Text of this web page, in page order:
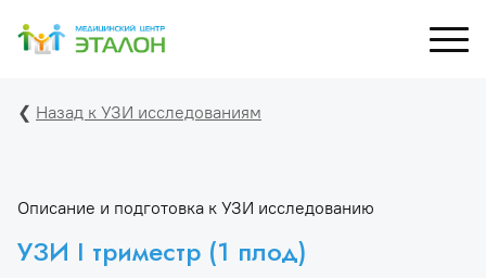
СМАД
и лаб. исследования
Специалисты УЗИ
Перечень УЗИ
С
❮ Назад к УЗИ исследованиям
Описание и подготовка к УЗИ исследованию
УЗИ I триместр (1 плод)